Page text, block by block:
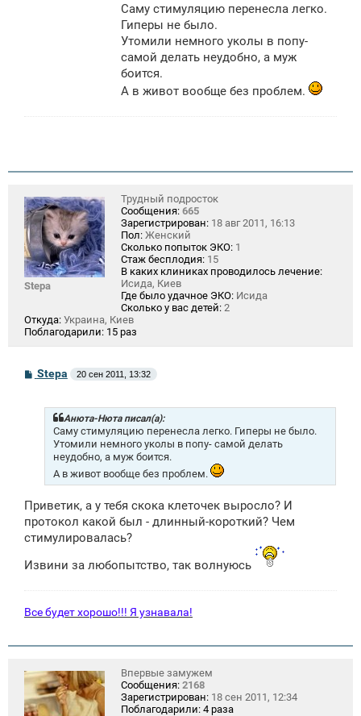
б
щ
н
и
Саму стимуляцию перенесла легко.
Гиперы не было.
Утомили немного уколы в попу-
самой делать неудобно, а муж
боится.
А в живот вообще без проблем.
Stepa
Трудный подросток
Сообщения: 665
Зарегистрирован: 18 авг 2011, 16:13
Пол: Женский
Сколько попыток ЭКО: 1
Стаж бесплодия: 15
В каких клиниках проводилось лечение:
Исида, Киев
Где было удачное ЭКО: Исида
Сколько у вас детей: 2
Откуда: Украина, Киев
Поблагодарили: 15 раз
СStepa 20 сен 2011, 13:32
Анюта-Нюта писал(а):
Саму стимуляцию перенесла легко. Гиперы не было.
Утомили немного уколы в попу- самой делать
неудобно, а муж боится.
А в живот вообще без проблем.
Приветик, а у тебя скока клеточек выросло? И
протокол какой был - длинный-короткий? Чем
стимулировалась?
Извини за любопытство, так волнуюсь
Все будет хорошо!!! Я узнавала!
Впервые замужем
Сообщения: 2168
Зарегистрирован: 18 сен 2011, 12:34
Поблагодарили: 4 раза